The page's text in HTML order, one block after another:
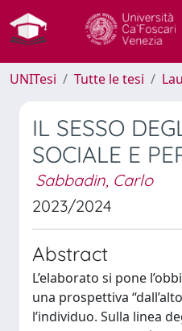
UNITesi Tutte le tesi
IL SESSO
SOCIALE E
Sabbadin, Carlo
2023/2024
Abstract
L’elaborato si pone
una prospettiva
l’individuo. Sulla linea